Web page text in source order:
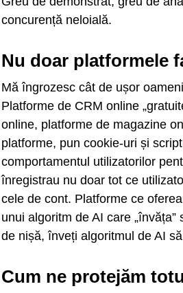
concurență neloială.
Nu doar platformele
Mă îngrozesc cât de ușor
Platforme de CRM online
online, platforme de magazine
platforme, pun cookie-uri și
comportamentul utilizatorilor
înregistrau nu doar tot ce
cele de cont. Platforme ce
unui algoritm de AI care
de nișă, înveți algoritmul de AI
Cum ne protejăm